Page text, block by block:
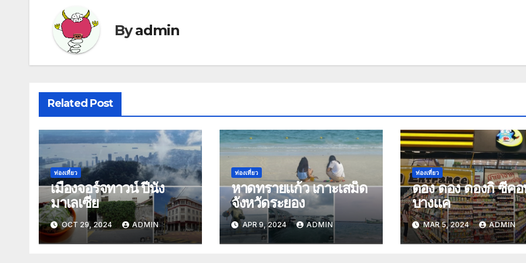
Byadmin
Related Post
ท่องเที่ยว
เมืองจอร์จทาวน์ ปีนัง
มาเลเซีย
OCT 29, 2024 ADMIN
ท่องเที่ยว
หาดทรายแก้ว เกาะเสม็ด
จังหวัดระยอง
APR 9, 2024 ADMIN
ท่องเที่ยว
ดอง ดอง ดองกิ ซีค
บางแค
MAR 5, 2024 ADMIN